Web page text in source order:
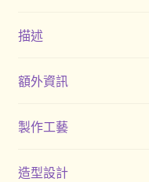
描述
額外資訊
製作工藝
造型設計